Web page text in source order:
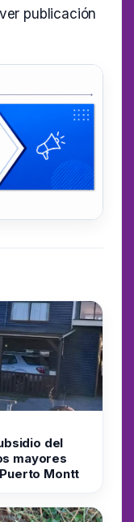
ver publicación
del
mayores
Montt